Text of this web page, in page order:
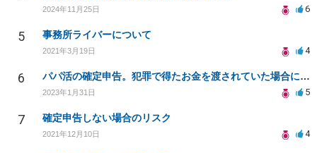
2024年11月25日 6
5 事務所ライバーについて
2021年3月19日 4
6 パパ活の確定申告。犯罪で得たお金を渡されていた場合について相談させてください。
2023年1月31日 5
7 確定申告しない場合のリスク
2021年12月10日 4